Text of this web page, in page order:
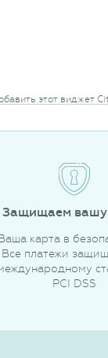
этот виджет
Защищаем вашу
карта в
Все платежи
PCI DSS